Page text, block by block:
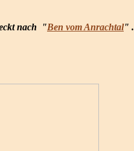
nach "Ben vom Anrachtal" .